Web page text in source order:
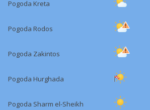
Pogoda Kreta
Pogoda Rodos
Pogoda Zakintos
Pogoda Hurghada
Pogoda Sharm el-Sheikh